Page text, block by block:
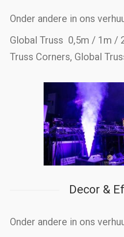
Onder andere in ons
Global Truss 0,5m / 1m /
Truss Corners, Global
Decor &
Onder andere in ons